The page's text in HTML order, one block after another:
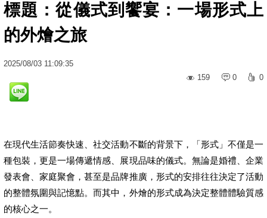
標題：從儀式到饗宴：一場形式上
的外燴之旅
2025/08/03 11:09:35
159
0 0
在現代生活節奏快速、社交活動不斷的背景下，「形式」不僅是一
種包裝，更是一場傳遞情感、展現品味的儀式。無論是婚禮、企業
發表會、家庭聚會，甚至是品牌推廣，形式的安排往往決定了活動
的整體氛圍與記憶點。而其中，外燴的形式成為決定整體體驗質感
的核心之一。